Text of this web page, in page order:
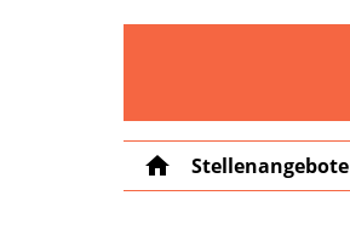
home Stellenangebote